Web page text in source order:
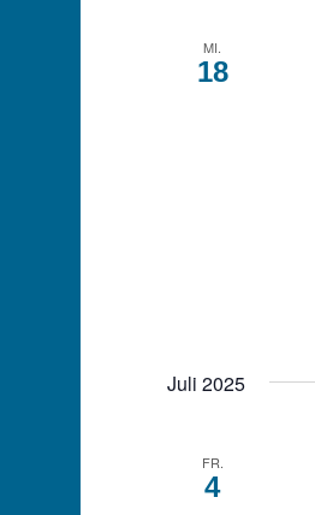
MI.
18
Juli 2025
FR.
4